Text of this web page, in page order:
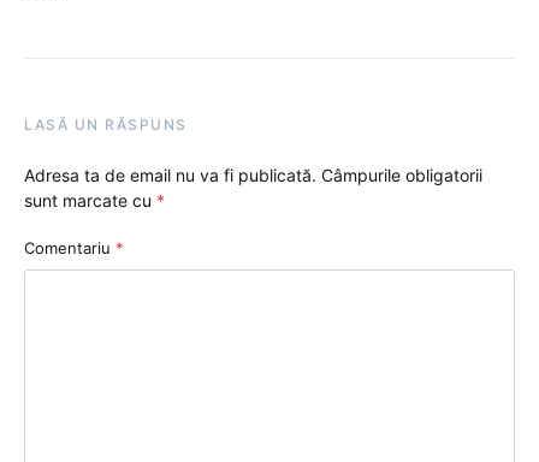
LASĂ UN RĂSPUNS
Adresa ta de email nu va fi publicată. Câmpurile obligatorii
sunt marcate cu *
Comentariu *